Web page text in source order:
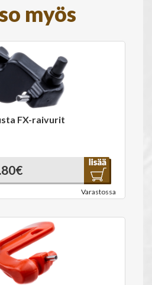
myös
FX-raivurit
Varastossa